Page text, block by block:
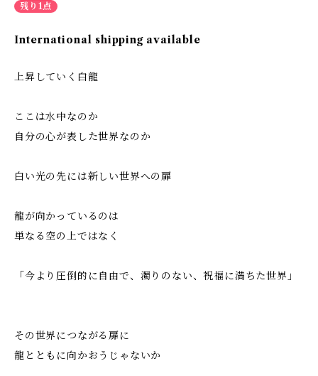
残り1点
International shipping available
上昇していく白龍
ここは水中なのか
自分の心が表した世界なのか
白い光の先には新しい世界への扉
龍が向かっているのは
単なる空の上ではなく
「今より圧倒的に自由で、濁りのない、祝福に満ちた世界」
その世界につながる扉に
龍とともに向かおうじゃないか